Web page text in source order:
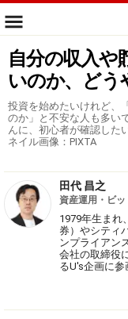
自分の収入や
いのか、どう
投資を始めたいけれど、
のか」と不安な人も多い
んに、初心者が確認した
ネイル画像：PIXTA
田代 昌之
資産運用・ビ
1979年生まれ
券）やシティ
ンプライアン
会社の取締役
るU's企画に参